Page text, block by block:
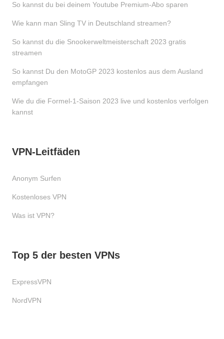
So kannst du bei deinem Youtube Premium-Abo sparen
Wie kann man Sling TV in Deutschland streamen?
So kannst du die Snookerweltmeisterschaft 2023 gratis
streamen
So kannst Du den MotoGP 2023 kostenlos aus dem Ausland
empfangen
Wie du die Formel-1-Saison 2023 live und kostenlos verfolgen
kannst
VPN-Leitfäden
Anonym Surfen
Kostenloses VPN
Was ist VPN?
Top 5 der besten VPNs
ExpressVPN
NordVPN